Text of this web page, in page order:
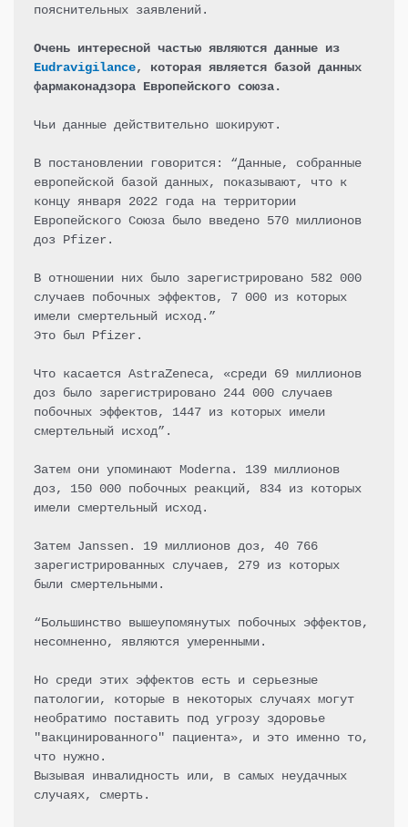
пояснительных заявлений.
Очень интересной частью являются данные из
Eudravigilance, которая является базой данных
фармаконадзора Европейского союза.
Чьи данные действительно шокируют.
В постановлении говорится: “Данные, собранные
европейской базой данных, показывают, что к
концу января 2022 года на территории
Европейского Союза было введено 570 миллионов
доз Pfizer.
В отношении них было зарегистрировано 582 000
случаев побочных эффектов, 7 000 из которых
имели смертельный исход.”
Это был Pfizer.
Что касается AstraZeneca, «среди 69 миллионов
доз было зарегистрировано 244 000 случаев
побочных эффектов, 1447 из которых имели
смертельный исход”.
Затем они упоминают Moderna. 139 миллионов
доз, 150 000 побочных реакций, 834 из которых
имели смертельный исход.
Затем Janssen. 19 миллионов доз, 40 766
зарегистрированных случаев, 279 из которых
были смертельными.
“Большинство вышеупомянутых побочных эффектов,
несомненно, являются умеренными.
Но среди этих эффектов есть и серьезные
патологии, которые в некоторых случаях могут
необратимо поставить под угрозу здоровье
"вакцинированного" пациента», и это именно то,
что нужно.
Вызывая инвалидность или, в самых неудачных
случаях, смерть.